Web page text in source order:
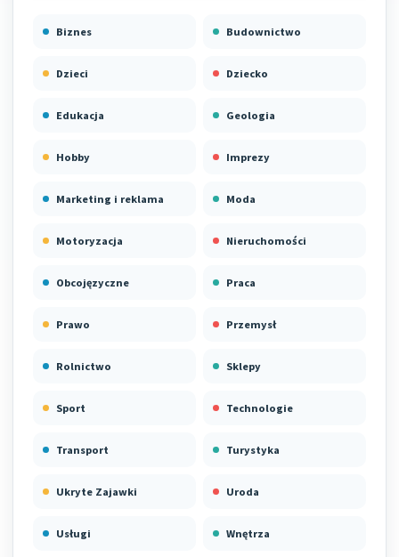
Biznes Budownictwo
Dzieci Dziecko
Edukacja Geologia
Hobby Imprezy
Marketing i reklama Moda
Motoryzacja Nieruchomości
Obcojęzyczne Praca
Prawo Przemysł
Rolnictwo Sklepy
Sport Technologie
Transport Turystyka
Ukryte Zajawki Uroda
Usługi Wnętrza